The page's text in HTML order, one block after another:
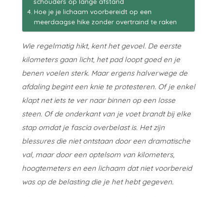
Hoe je je lichaam voorbereidt op een
meerdaagse hike zonder overtraind te raken
Wie regelmatig hikt, kent het gevoel. De eerste
kilometers gaan licht, het pad loopt goed en je
benen voelen sterk. Maar ergens halverwege de
afdaling begint een knie te protesteren. Of je enkel
klapt net iets te ver naar binnen op een losse
steen. Of de onderkant van je voet brandt bij elke
stap omdat je fascia overbelast is. Het zijn
blessures die niet ontstaan door een dramatische
val, maar door een optelsom van kilometers,
hoogtemeters en een lichaam dat niet voorbereid
was op de belasting die je het hebt gegeven.